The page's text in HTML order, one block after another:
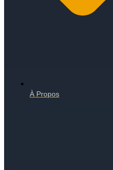
À Propos